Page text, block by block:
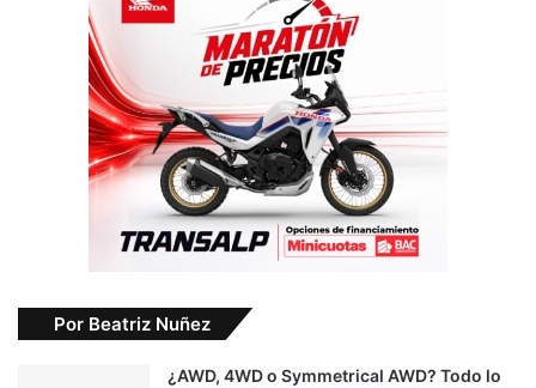
Por Beatriz Nuñez
¿AWD, 4WD o Symmetrical AWD? Todo lo